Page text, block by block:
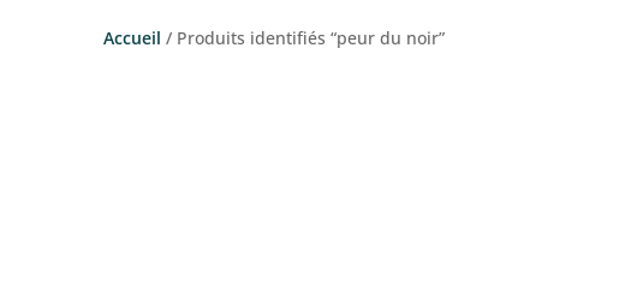
Accueil / Produits identifiés “peur du noir”